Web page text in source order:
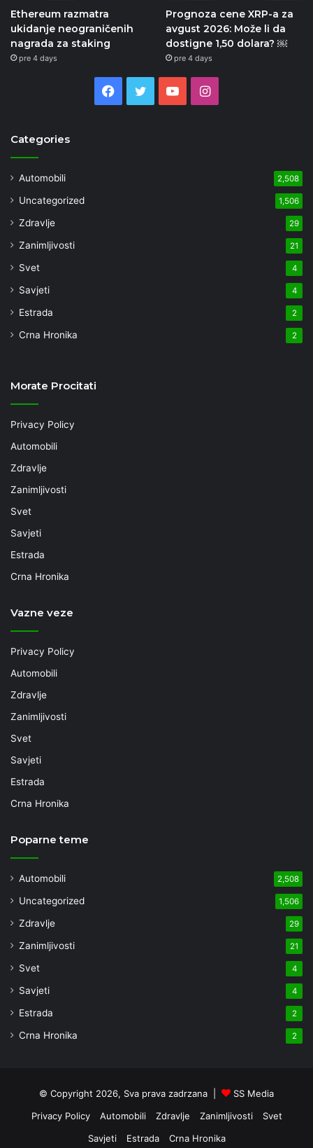
Ethereum razmatra
ukidanje neograničenih
nagrada za staking
pre 4 days
Prognoza cene XRP-a za
avgust 2026: Može li da
dostigne 1,50 dolara? ￼
pre 4 days
Facebook
TwitterYouTubeInstagram
Categories
Automobili 2,508
Uncategorized 1,506
Zdravlje 29
Zanimljivosti 21
Svet 4
Savjeti 4
Estrada 2
Crna Hronika 2
Morate Procitati
Privacy Policy
Automobili
Zdravlje
Zanimljivosti
Svet
Savjeti
Estrada
Crna Hronika
Vazne veze
Privacy Policy
Automobili
Zdravlje
Zanimljivosti
Svet
Savjeti
Estrada
Crna Hronika
Poparne teme
Automobili 2,508
Uncategorized 1,506
Zdravlje 29
Zanimljivosti 21
Svet 4
Savjeti 4
Estrada 2
Crna Hronika 2
© Copyright 2026, Sva prava zadrzana |
SS Media
Privacy Policy
Automobili Zdravlje Zanimljivosti
Svet
Savjeti
Estrada Crna Hronika